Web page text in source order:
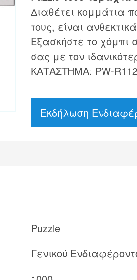
Διαθέτει κομμάτια
τους, είναι
Εξασκήστε το χόμπι
σας με τον
ΚΑΤΑΣΤΗΜΑ: PW-
Εκδήλωση
Puzzle
Γενικού